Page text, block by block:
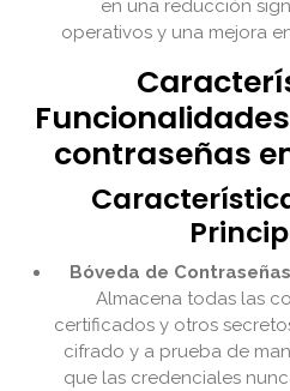
en una reducción
operativos y una mejora
contraseñas
Bóveda de
Almacena todas las
certificados y otros
cifrado y a prueba de
que las credenciales